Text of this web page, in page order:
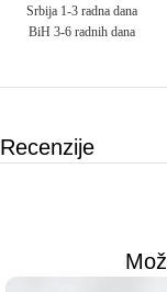
Srbija 1-3 radna dana
BiH 3-6 radnih dana
Recenzije